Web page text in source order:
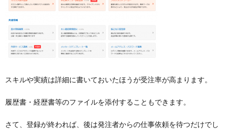
スキルや実績は詳細に書いておいたほうが受注率が高まります。
履歴書・経歴書等のファイルを添付することもできます。
さて、登録が終われば、後は発注者からの仕事依頼を待つだけでし